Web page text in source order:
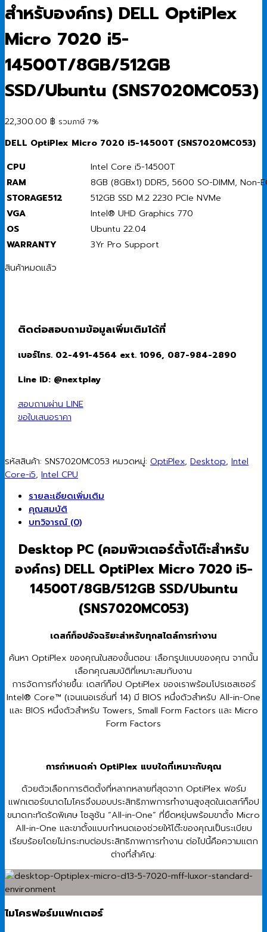
สำหรับองค์กร) DELL OptiPlex
Micro 7020 i5-
14500T/8GB/512GB
SSD/Ubuntu (SNS7020MC053)
22,300.00 ฿ รวมภาษี 7%
DELL OptiPlex Micro 7020 i5-14500T (SNS7020MC053)
CPU
Intel Core i5-14500T
RAM
8GB (8GBx1) DDR5, 5600 SO-DIMM, Non-
STORAGE512
512GB SSD M.2 2230 PCIe NVMe
VGA
Intel® UHD Graphics 770
OS
Ubuntu 22.04
WARRANTY
3Yr Pro Support
สินค้าหมดแล้ว
ติดต่อสอบถามข้อมูลเพิ่มเติมได้ที่
เบอร์โทร. 02-491-4564 ext. 1096, 087-984-2890
Line ID: @nextplay
สอบถามผ่าน LINE
ขอใบเสนอราคา
รหัสสินค้า: SNS7020MC053 หมวดหมู่: OptiPlex, Desktop, Intel
Core-i5, Intel CPU
รายละเอียดเพิ่มเติม
คุณสมบัติ
บทวิจารณ์ (0)
Desktop PC (คอมพิวเตอร์ตั้งโต๊ะสำหรับ
องค์กร) DELL OptiPlex Micro 7020 i5-
14500T/8GB/512GB SSD/Ubuntu
(SNS7020MC053)
เดสก์ท็อปอัจฉริยะสำหรับทุกสไตล์การทำงาน
ค้นหา OptiPlex ของคุณในสองขั้นตอน: เลือกรูปแบบของคุณ จากนั้น
เลือกคุณสมบัติที่เหมาะสมกับงาน
การจัดการที่ง่ายขึ้น: เดสก์ท็อป OptiPlex ของเราพร้อมโปรเซสเซอร์
Intel® Core™ (เจนเนอเรชั่นที่ 14) มี BIOS หนึ่งตัวสำหรับ All-in-One
และ BIOS หนึ่งตัวสำหรับ Towers, Small Form Factors และ Micro
Form Factors
การกำหนดค่า OptiPlex แบบใดที่เหมาะกับคุณ
ด้วยตัวเลือกการติดตั้งที่หลากหลายที่สุดจาก OptiPlex ฟอร์ม
แฟกเตอร์ขนาดไมโครจึงมอบประสิทธิภาพการทำงานสูงสุดในเดสก์ท็อป
ขนาดกะทัดรัดพิเศษ โซลูชัน “All-in-One” ที่ยืดหยุ่นพร้อมขาตั้ง Micro
All-in-One และขาตั้งแบบกำหนดเองช่วยให้โต๊ะของคุณเป็นระเบียบ
เรียบร้อยโดยไม่กระทบต่อประสิทธิภาพการทำงาน ต่อไปนี้คือความแตก
ต่างที่สำคัญ:
ไมโครฟอร์มแฟกเตอร์